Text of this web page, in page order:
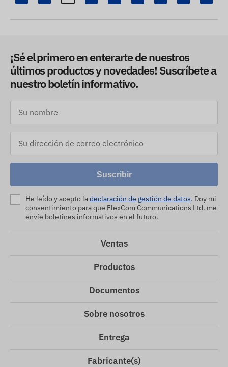
¡Sé el primero en enterarte de nuestros
últimos productos y novedades! Suscríbete a
nuestro boletín informativo.
Suscribir
He leído y acepto ladeclaración de gestión de datos. Doy mi
consentimiento para que FlexCom Communications Ltd. me
envíe boletines informativos en el futuro.
Ventas
Productos
Documentos
Sobre nosotros
Entrega
Fabricante(s)